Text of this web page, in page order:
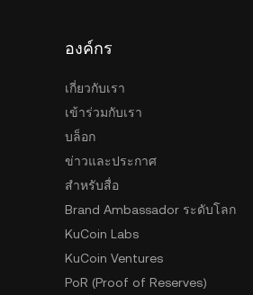
องค์กร
เกี่ยวกับเรา
เข้าร่วมกับเรา
บล็อก
ข่าวและประกาศ
สำหรับสื่อ
Brand Ambassador ระดับโลก
KuCoin Labs
KuCoin Ventures
PoR (Proof of Reserves)